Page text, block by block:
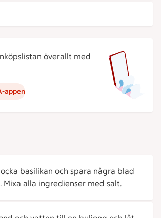
överallt med
appen
basilikan och spara några blad
alla ingre­dienser med salt.